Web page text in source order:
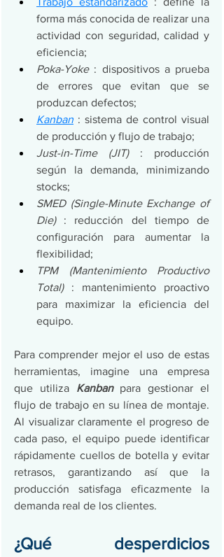
forma más conocida de realizar una
actividad con seguridad, calidad y
eficiencia;
Poka-Yoke : dispositivos a prueba
de errores que evitan que se
produzcan defectos;
Kanban : sistema de control visual
de producción y flujo de trabajo;
Just-in-Time (JIT) : producción
según la demanda, minimizando
stocks;
SMED (Single-Minute Exchange of
Die) : reducción del tiempo de
configuración para aumentar la
flexibilidad;
TPM (Mantenimiento Productivo
Total) : mantenimiento proactivo
para maximizar la eficiencia del
equipo.
Para comprender mejor el uso de estas
herramientas, imagine una empresa
que utiliza Kanban para gestionar el
flujo de trabajo en su línea de montaje.
Al visualizar claramente el progreso de
cada paso, el equipo puede identificar
rápidamente cuellos de botella y evitar
retrasos, garantizando así que la
producción satisfaga eficazmente la
demanda real de los clientes.
¿Qué desperdicios